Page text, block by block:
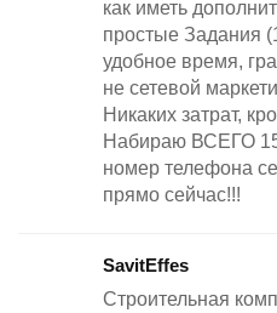
как иметь
простые Задания
удобное время,
не сетевой
Никаких затрат,
Набираю ВСЕГО
номер телефона
прямо сейчас!!!
SavitEffes
Строительная